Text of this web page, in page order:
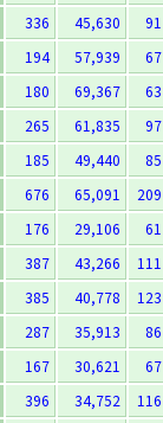
336 45,630 91
194 57,939 67
180 69,367 63
265 61,835 97
185 49,440 85
676 65,091 209
176 29,106 61
387 43,266 111
385 40,778 123
287 35,913 86
167 30,621 67
396 34,752 116